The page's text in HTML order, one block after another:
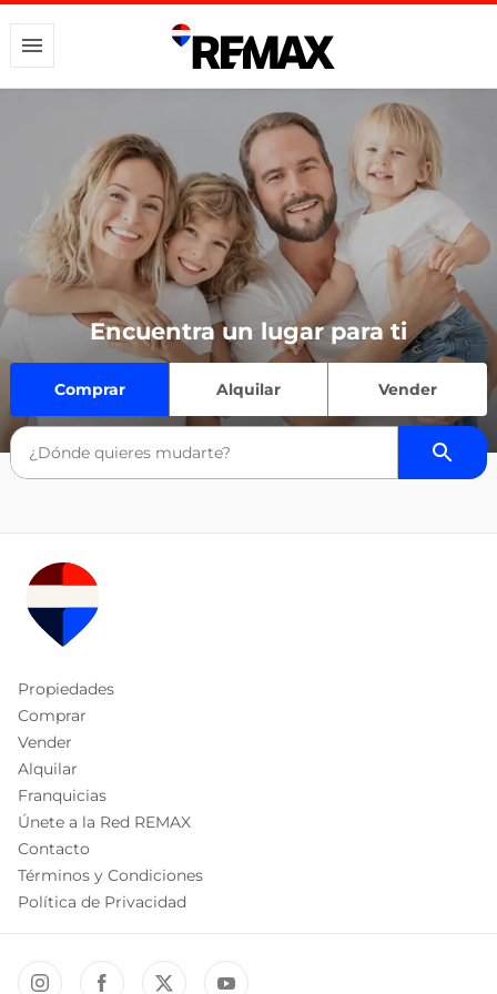
Encuentra un lugar para ti
Comprar Alquilar Vender
Propiedades
Comprar
Vender
Alquilar
Franquicias
Únete a la Red REMAX
Contacto
Términos y Condiciones
Política de Privacidad